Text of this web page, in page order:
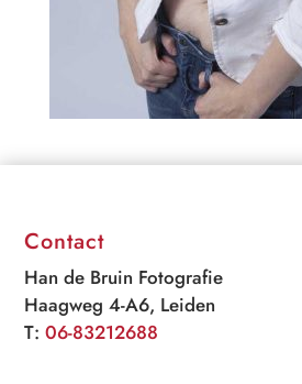
Contact
Han de Bruin Fotografie
Haagweg 4-A6, Leiden
T:06-83212688